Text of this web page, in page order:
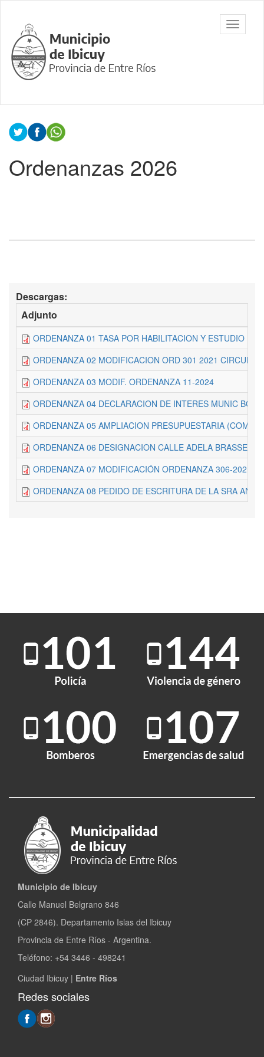
contenido
principal
Municipalidad
de Ibicuy,
Prov. de
Entre Ríos
barra
Contenido
principal
Ordenanzas 2026
Descargas:
Adjunto
ORDENANZA 01 TASA POR HABILITACION Y ESTUDIO
ORDENANZA 02 MODIFICACION ORD 301 2021
ORDENANZA 03 MODIF. ORDENANZA 11-2024
ORDENANZA 04 DECLARACION DE INTERES MUNIC
ORDENANZA 05 AMPLIACION PRESUPUESTARIA
ORDENANZA 06 DESIGNACION CALLE ADELA
ORDENANZA 07 MODIFICACIÓN ORDENANZA 306-2021
ORDENANZA 08 PEDIDO DE ESCRITURA DE LA SRA
Municipio de Ibicuy
Calle Manuel Belgrano 846
(CP 2846). Departamento Islas del Ibicuy
Provincia de Entre Ríos - Argentina.
Teléfono: +54 3446 - 498241
Ciudad Ibicuy | Entre Ríos
Redes sociales